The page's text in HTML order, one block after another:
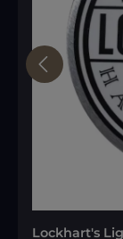
Lockhart's